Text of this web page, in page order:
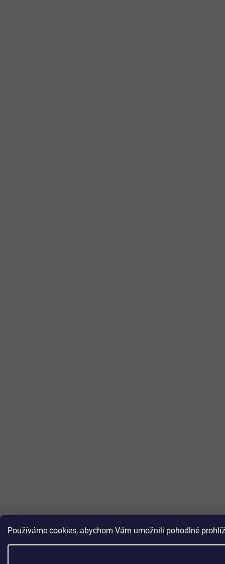
Používáme cookies, abychom Vám umožnili pohodlné